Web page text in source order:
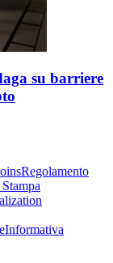
su barriere
Regolamento
Informativa